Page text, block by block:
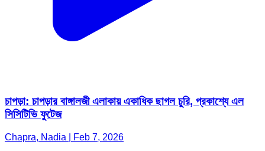
চাপড়া: চাপড়ার বাঙ্গালজী এলাকায় একাধিক ছাগল চুরি, প্রকাশ্যে এল
সিসিটিভি ফুটেজ
Chapra, Nadia | Feb 7, 2026